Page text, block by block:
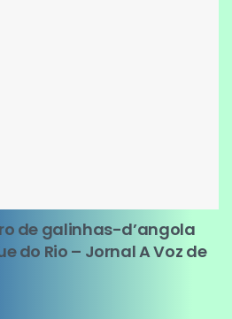
de galinhas-d’angola
do Rio – Jornal A Voz de